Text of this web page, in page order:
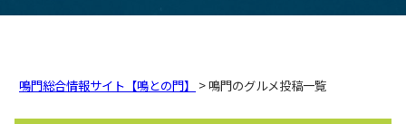
鳴門総合情報サイト【鳴との門】 > 鳴門のグルメ投稿一覧